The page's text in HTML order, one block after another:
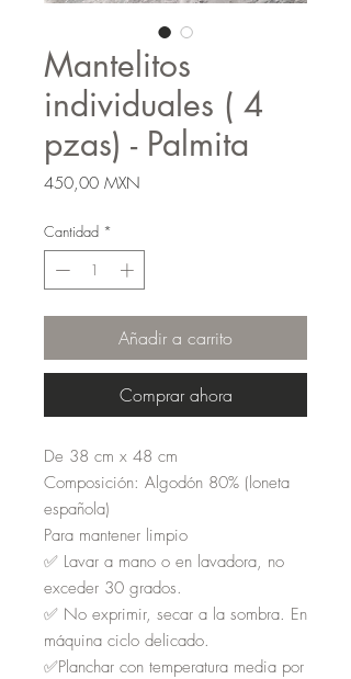
Mantelitos
individuales ( 4
pzas) - Palmita
450,00 MXN
Cantidad *
Añadir a carrito
Comprar ahora
De 38 cm x 48 cm
Composición: Algodón 80% (loneta
española)
Para mantener limpio
✅ Lavar a mano o en lavadora, no
exceder 30 grados.
✅ No exprimir, secar a la sombra. En
máquina ciclo delicado.
✅Planchar con temperatura media por